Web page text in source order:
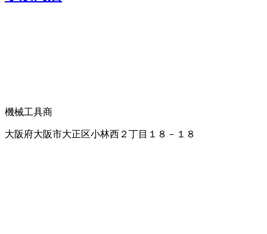
機械工具商
大阪府大阪市大正区小林西２丁目１８－１８